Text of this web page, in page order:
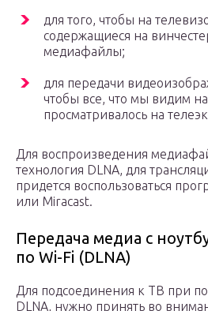
для того, чтобы на
содержащиеся на
медиафайлы;
для передачи
чтобы все, что мы видим
просматривалось на
Для воспроизведения
технология DLNA, для
придется воспользоваться
или Miracast.
Передача медиа с
по Wi-Fi (DLNA)
Для подсоединения к ТВ при
DLNA, нужно принять во